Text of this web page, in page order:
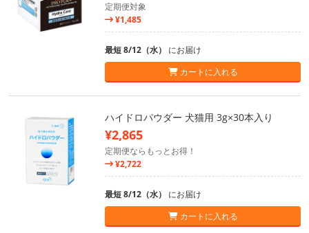
定期便対象
¥1,485
最短 8/12（水） にお届け
カートに入れる
ハイドロパウダー 犬猫用 3g×30本入り
¥2,865
定期便ならもっとお得！
¥2,722
最短 8/12（水） にお届け
カートに入れる